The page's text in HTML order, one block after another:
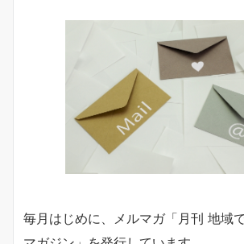
毎月はじめに、メルマガ「月刊 地域